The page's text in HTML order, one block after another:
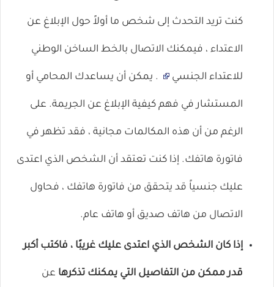
كنت تريد التحدث إلى شخص ما أولاً حول الإبلاغ عن
الاعتداء ، فيمكنك الاتصال بالخط الساخن الوطني
للاعتداء الجنسي . يمكن أن يساعدك المحامي أو
المستشار في فهم كيفية الإبلاغ عن الجريمة. على
الرغم من أن هذه المكالمات مجانية ، فقد تظهر في
فاتورة هاتفك. إذا كنت تعتقد أن الشخص الذي اعتدى
عليك جنسياً قد يتحقق من فاتورة هاتفك ، فحاول
الاتصال من هاتف صديق أو هاتف عام.
إذا كان الشخص الذي اعتدى عليك غريبًا ، فاكتب أكبر
قدر ممكن من التفاصيل التي يمكنك تذكرها عن